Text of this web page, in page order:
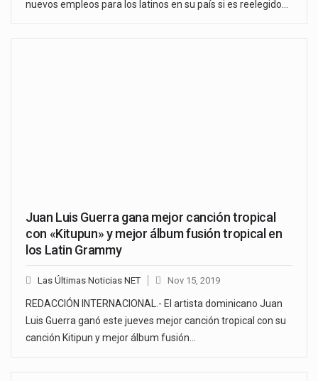
nuevos empleos para los latinos en su país si es reelegido…
Juan Luis Guerra gana mejor canción tropical
con «Kitupun» y mejor álbum fusión tropical en
los Latin Grammy
Las Últimas Noticias NET Nov 15, 2019
REDACCIÓN INTERNACIONAL.- El artista dominicano Juan
Luis Guerra ganó este jueves mejor canción tropical con su
canción Kitipun y mejor álbum fusión…